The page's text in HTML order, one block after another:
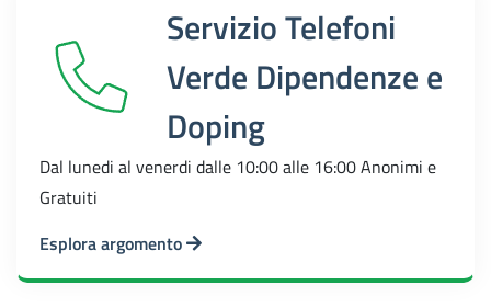
Servizio Telefoni
Verde Dipendenze e
Doping
Dal lunedi al venerdi dalle 10:00 alle 16:00 Anonimi e
Gratuiti
Esplora argomento